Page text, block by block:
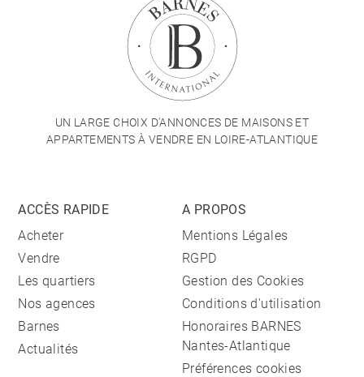
UN LARGE CHOIX D'ANNONCES DE MAISONS ET
APPARTEMENTS À VENDRE EN LOIRE-ATLANTIQUE
ACCÈS RAPIDE
Acheter
Vendre
Les quartiers
Nos agences
Barnes
Actualités
A PROPOS
Mentions Légales
RGPD
Gestion des Cookies
Conditions d'utilisation
Honoraires BARNES
Nantes-Atlantique
Préférences cookies